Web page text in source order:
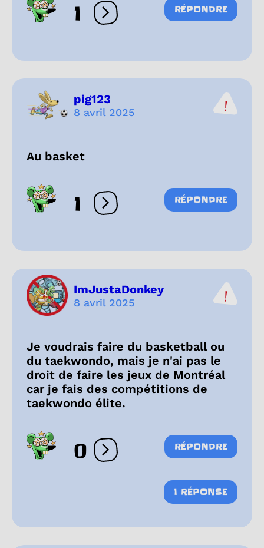
1 Ouvrir les réactions
RÉPONDRE
pig123
8 avril 2025
Au basket
1 Ouvrir les réactions
RÉPONDRE
ImJustaDonkey
8 avril 2025
Je voudrais faire du basketball ou
du taekwondo, mais je n'ai pas le
droit de faire les jeux de Montréal
car je fais des compétitions de
taekwondo élite.
0 Ouvrir les réactions
RÉPONDRE
1 RÉPONSE